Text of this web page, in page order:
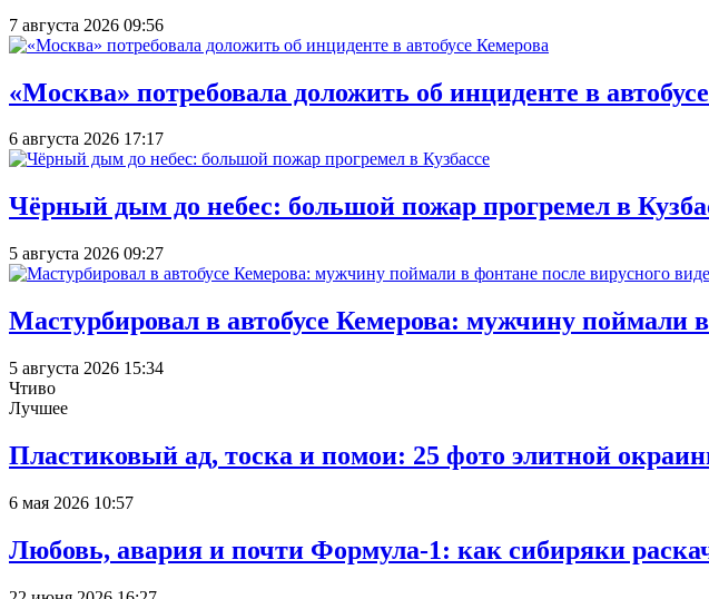
7 августа 2026 09:56
«Москва» потребовала доложить об инциденте в
6 августа 2026 17:17
Чёрный дым до небес: большой пожар прогремел в
5 августа 2026 09:27
Мастурбировал в автобусе Кемерова: мужчину поймали
5 августа 2026 15:34
Чтиво
Лучшее
Пластиковый ад, тоска и помои: 25 фото элитной
6 мая 2026 10:57
Любовь, авария и почти Формула-1: как сибиряки